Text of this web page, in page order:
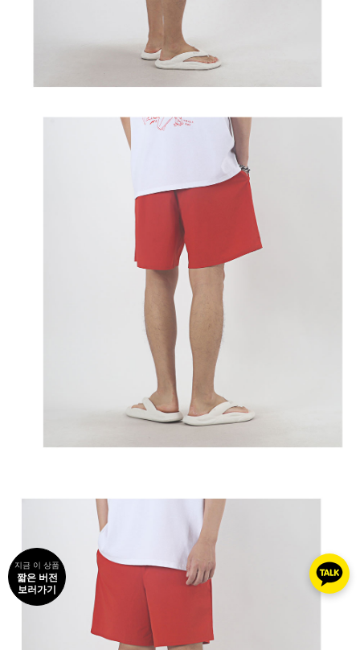
지금 이 상품
짧은 버전
보러가기